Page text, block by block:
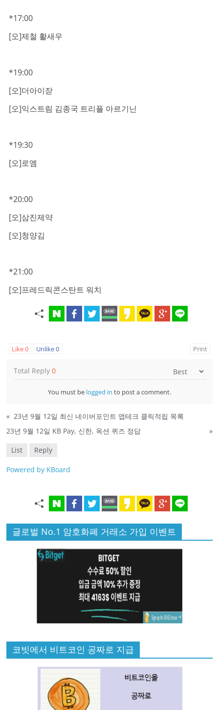
*17:00
[오]제철 활새우
*19:00
[오]더아이잗
[오]익스트림 김종국 트리플 아르기닌
*19:30
[오]로엠
*20:00
[오]삼진제약
[오]청양김
*21:00
[오]프레드릭콘스탄트 워치
Like0 Unlike0 Print
Total Reply0
You must be logged in to post a comment.
« 23년 9월 12일 최신 네이버포인트 앱테크 클릭적립 목록
23년 9월 12일 KB Pay, 신한, 옥션 퀴즈 정답
»
List Reply
Powered by KBoard
글로벌 No.1 암호화폐 거래소 가입 이벤트
코빗에서 비트코인 공짜로 지급